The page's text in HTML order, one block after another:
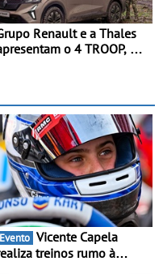
Renault e a Thales
o 4 TROOP, um
Evento
treinos rumo à